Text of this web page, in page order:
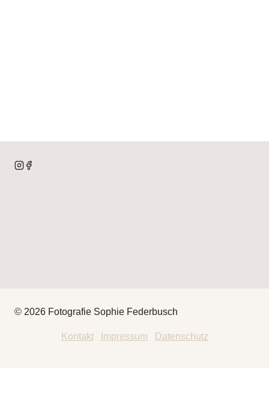
© 2026 Fotografie Sophie Federbusch
Kontakt| Impressum Datenschutz